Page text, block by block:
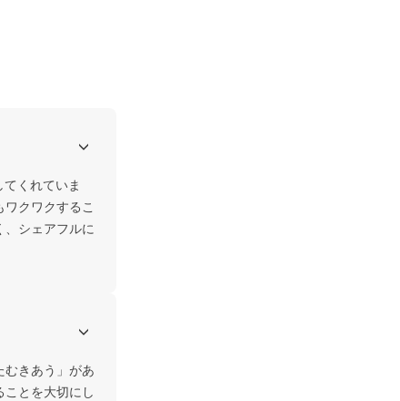
くれていま
クワクするこ
シェアフルに
きあう」があ
とを大切にし